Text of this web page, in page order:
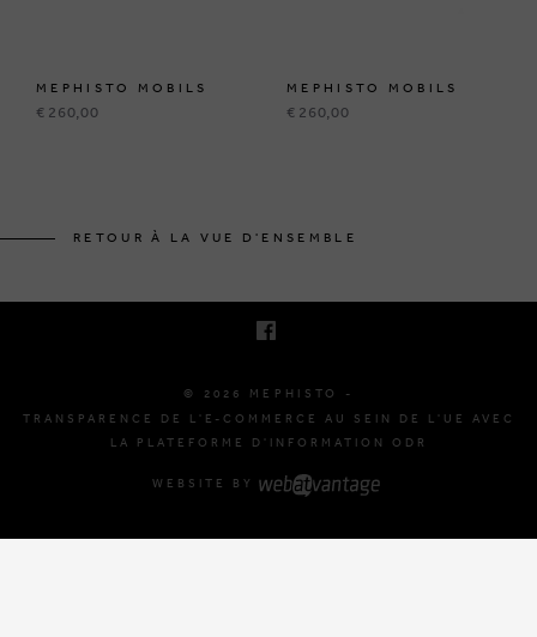
MEPHISTO MOBILS
€ 260,00
MEPHISTO MOBILS
€ 260,00
RETOUR À LA VUE D'ENSEMBLE
© 2026 MEPHISTO -
TRANSPARENCE DE L'E-COMMERCE AU SEIN DE L'UE AVEC
LA PLATEFORME D'INFORMATION ODR
WEBSITE BY